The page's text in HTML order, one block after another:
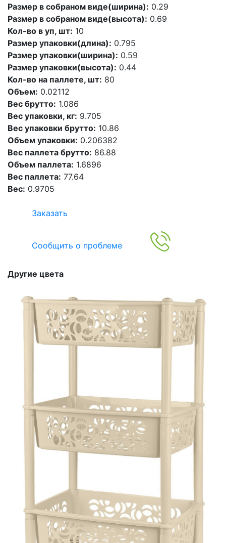
Размер в собраном виде(ширина): 0.29
Размер в собраном виде(высота): 0.69
Кол-во в уп, шт: 10
Размер упаковки(длина): 0.795
Размер упаковки(ширина): 0.59
Размер упаковки(высота): 0.44
Кол-во на паллете, шт: 80
Объем: 0.02112
Вес брутто: 1.086
Вес упаковки, кг: 9.705
Вес упаковки брутто: 10.86
Объем упаковки: 0.206382
Вес паллета брутто: 86.88
Объем паллета: 1.6896
Вес паллета: 77.64
Вес: 0.9705
Заказать
Сообщить о проблеме
Другие цвета